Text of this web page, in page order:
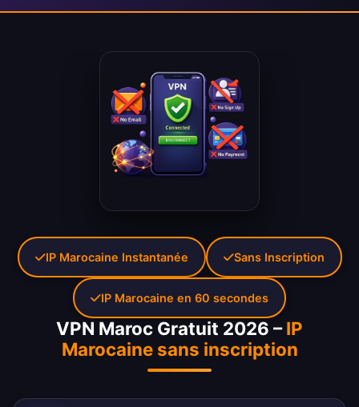
VPN Maroc Gratuit 2026 –IP
Marocaine sans inscription
IP Marocaine Instantanée Sans Inscription
IP Marocaine en 60 secondes